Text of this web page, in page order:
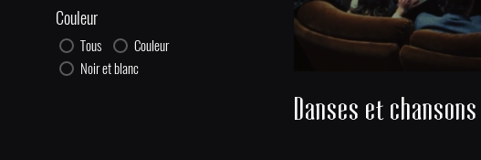
Couleur
Tous
Couleur
Noir et blanc